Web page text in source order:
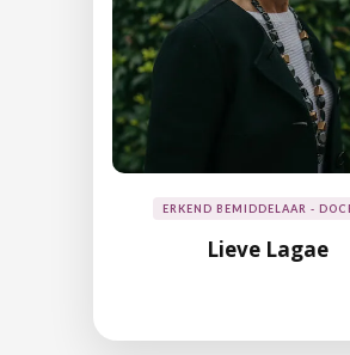
ERKEND BEMIDDELAAR -
Lieve Lagae